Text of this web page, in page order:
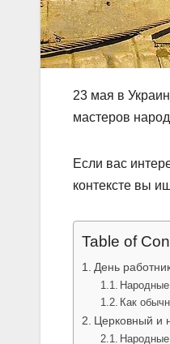
23 мая в
мастеров
Если вас
контексте вы
Table of
День
Народные
Как
Церковный и